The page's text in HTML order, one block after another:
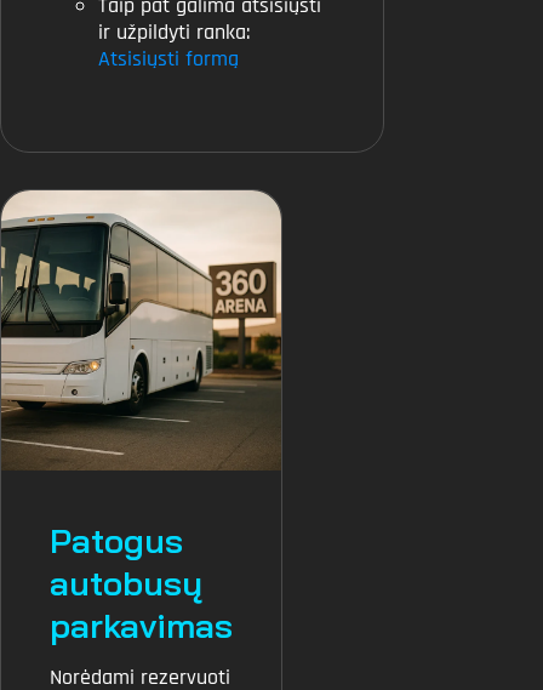
Taip pat galima atsisiųsti
ir užpildyti ranka:
Atsisiųsti formą
Patogus
autobusų
parkavimas
Norėdami rezervuoti